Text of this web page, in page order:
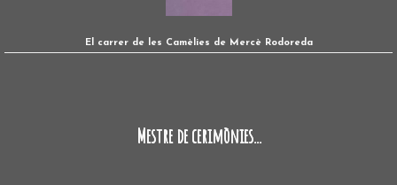
El carrer de les Camèlies de Mercè Rodoreda
Mestre de cerimònies...